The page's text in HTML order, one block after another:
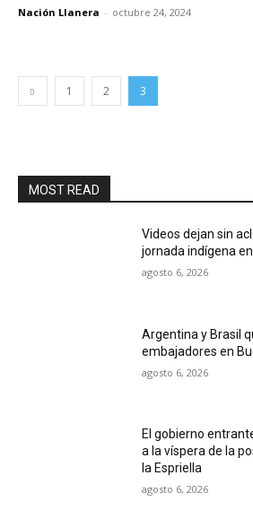
Nación Llanera - octubre 24, 2024
1 2 3
MOST READ
Videos dejan sin
jornada indígena en
agosto 6, 2026
Argentina y Brasil
embajadores en
agosto 6, 2026
El gobierno
a la víspera de la
la Espriella
agosto 6, 2026